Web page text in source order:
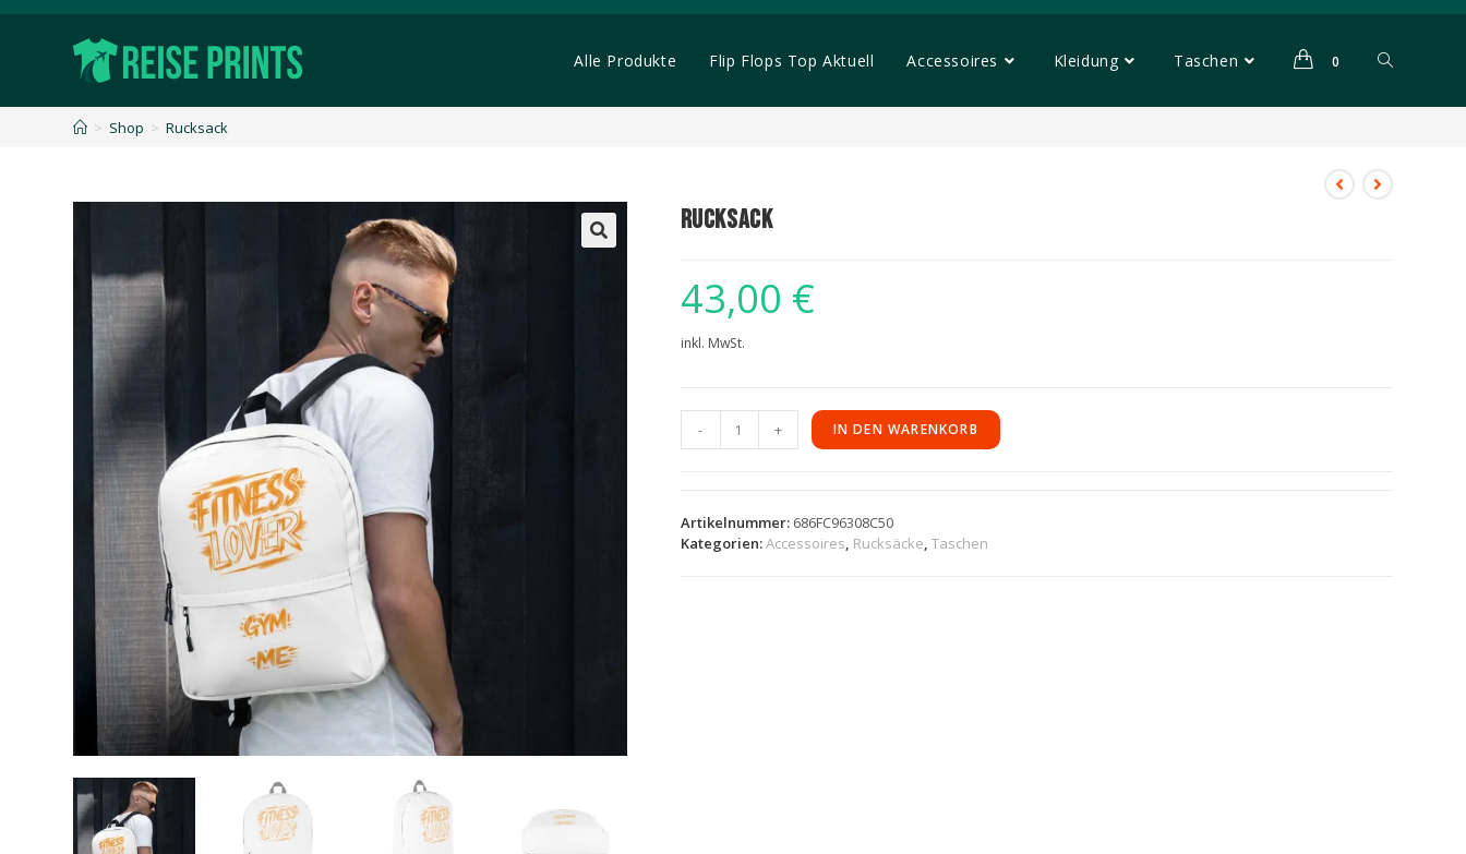
Alle Produkte Flip Flops Top Aktuell Accessoires Kleidung Taschen 0
> Shop > Rucksack
Rucksack
43,00 €
inkl. MwSt.
- + IN DEN WARENKORB
Artikelnummer: 686FC96308C50
Kategorien:Accessoires, Rucksäcke, Taschen